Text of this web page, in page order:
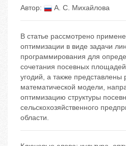
Автор: А. С. Михайлова
В статье рассмотрено
оптимизации в виде задачи
программирования для
сочетания посевных
угодий, а также представлены
математической модели,
оптимизацию структуры
сельскохозяйственного
области.